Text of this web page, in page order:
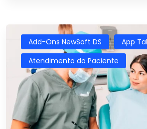
Add-Ons NewSoft DS
App
Atendimento do Paciente